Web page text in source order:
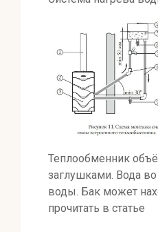
Теплообменник
заглушками. Вода
воды. Бак может
прочитать в статье